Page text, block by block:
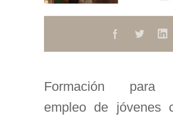
Formación para
empleo de jóvenes